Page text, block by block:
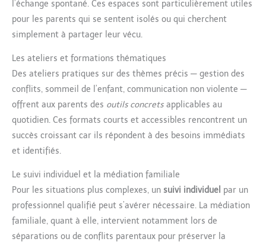
l’échange spontané. Ces espaces sont particulièrement utiles
pour les parents qui se sentent isolés ou qui cherchent
simplement à partager leur vécu.
Les ateliers et formations thématiques
Des ateliers pratiques sur des thèmes précis — gestion des
conflits, sommeil de l’enfant, communication non violente —
offrent aux parents des outils concrets applicables au
quotidien. Ces formats courts et accessibles rencontrent un
succès croissant car ils répondent à des besoins immédiats
et identifiés.
Le suivi individuel et la médiation familiale
Pour les situations plus complexes, un suivi individuel par un
professionnel qualifié peut s’avérer nécessaire. La médiation
familiale, quant à elle, intervient notamment lors de
séparations ou de conflits parentaux pour préserver la